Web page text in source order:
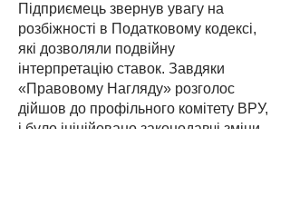
Підприємець звернув увагу на
розбіжності в Податковому кодексі,
які дозволяли подвійну
інтерпретацію ставок. Завдяки
«Правовому Нагляду» розголос
дійшов до профільного комітету ВРУ,
і було ініційовано законодавчі зміни.